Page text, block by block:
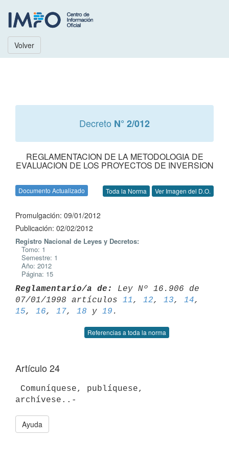
Volver
Decreto N° 2/012
REGLAMENTACION DE LA METODOLOGIA DE
EVALUACION DE LOS PROYECTOS DE INVERSION
Documento Actualizado Toda la Norma Ver Imagen del D.O.
Promulgación: 09/01/2012
Publicación: 02/02/2012
Registro Nacional de Leyes y Decretos:
Tomo: 1
Semestre: 1
Año: 2012
Página: 15
Reglamentario/a de:
Ley Nº 16.906 de
07/01/1998 artículos 11 , 12, 13, 14
15, 16, 17, 18 y 19
Referencias a toda la norma
Artículo 24
Ayuda